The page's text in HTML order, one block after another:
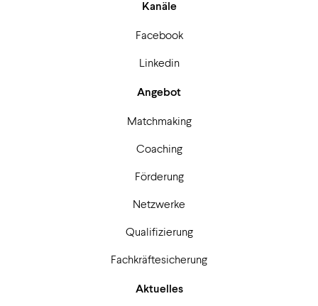
Kanäle
Facebook
Linkedin
Angebot
Matchmaking
Coaching
Förderung
Netzwerke
Qualifizierung
Fachkräftesicherung
Aktuelles